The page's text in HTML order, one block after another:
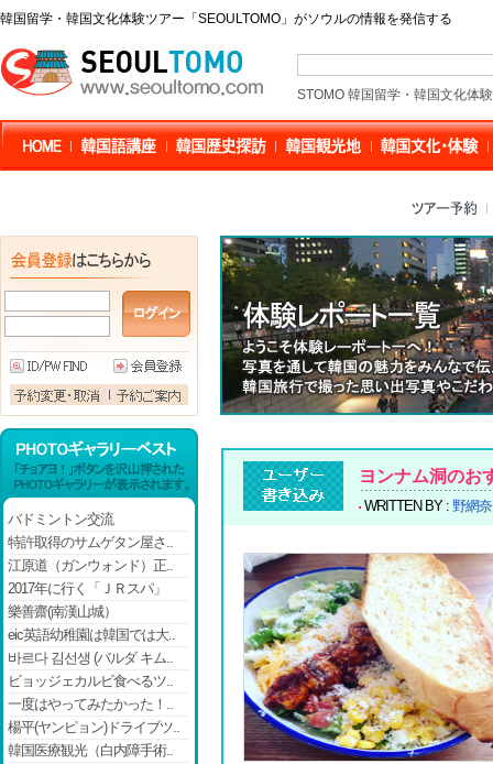
韓国留学・韓国文化体験ツアー「SEOULTOMO」がソウルの情報を発信する
STOMO 韓国留学・韓国文化体
バドミントン交流
特許取得のサムゲタン屋さ..
江原道（ガンウォンド）正..
2017年に行く「ＪＲスパ」
樂善齋(南漢山城）
eic英語幼稚園は韓国では大..
바르다 김선생 (バルダ キム..
ビョッジェカルビ食べるツ..
一度はやってみたかった！..
楊平(ヤンピョン)ドライブツ..
韓国医療観光（白内障手術..
ヨンナム洞のお
WRITTEN BY : 野網